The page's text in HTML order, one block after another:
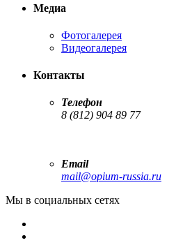
Медиа
Фотогалерея
Видеогалерея
Контакты
Телефон
8 (812) 904 89 77
Email
mail@opium-russia.ru
Мы в социальных сетях